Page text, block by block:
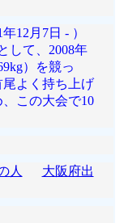
12月7日 - ）
して、2008年
）を競っ
よく持ち上げ
、この大会で10
人
大阪府出